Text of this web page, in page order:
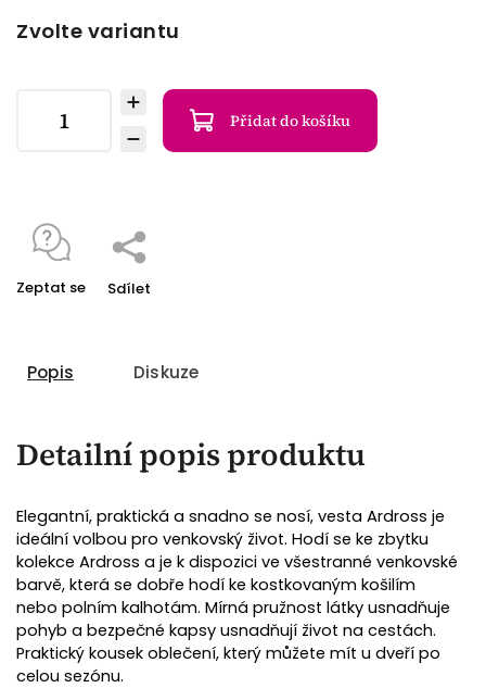
Zvolte variantu
Přidat do košíku
Zeptat se Sdílet
Popis Diskuze
Detailní popis produktu
Elegantní, praktická a snadno se nosí, vesta Ardross je
ideální volbou pro venkovský život. Hodí se ke zbytku
kolekce Ardross a je k dispozici ve všestranné venkovské
barvě, která se dobře hodí ke kostkovaným košilím
nebo polním kalhotám. Mírná pružnost látky usnadňuje
pohyb a bezpečné kapsy usnadňují život na cestách.
Praktický kousek oblečení, který můžete mít u dveří po
celou sezónu.